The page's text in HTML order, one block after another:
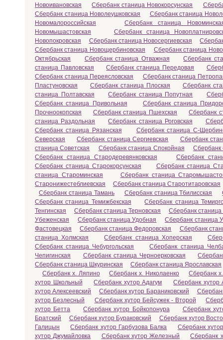
Новоивановская
Сбербанк станица Новокорсунская
Сбербанк станица Новолеушковская
Сбербанк станица
Новомалороссийская
Сбербанк станица
Новомышастовская
Сбербанк станица
Новопокровская
Сбербанк станица Новосергиевская
Сбербанк станица Новощербиновская
Сбербанк станица
Октябрьская
Сбербанк станица Отважная
Сбербанк
станица Павловская
Сбербанк станица Передовая
Сбербанк станица Переясловская
Сбербанк станица
Пластуновская
Сбербанк станица Плоская
Сбербанк
станица Полтавская
Сбербанк станица Попутная
Сбербанк станица Привольная
Сбербанк станица
Прочноокопская
Сбербанк станица Пшехская
Сбербанк
станица Раздольная
Сбербанк станица Роговская
Сбербанк станица Рязанская
Сбербанк станица С-
Северская
Сбербанк станица Сергиевская
Сбербанк
станица Советская
Сбербанк станица Спокойная
Сбербанк
Сбербанк станица Стародеревянковская
Сбербанк
Сбербанк станица Старокорсунская
Сбербанк станица
станица Староминская
Сбербанк станица
Старонижестеблиевская
Сбербанк станица Старотитаровская
Сбербанк станица Тамань
Сбербанк станица Тбилисская
Сбербанк станица Темижбекская
Сбербанк станица
Тенгинская
Сбербанк станица Терновская
Сбербанк станица
Убеженская
Сбербанк станица Удобная
Сбербанк станица
Фастовецкая
Сбербанк станица Федоровская
Сбербанк
станица Холмская
Сбербанк станица Хоперская
Сбербанк станица Чебургольская
Сбербанк станица
Чепигинская
Сбербанк станица Черноерковская
Сбербанк станица Шкуринская
Сбербанк станица Ярославская
Сбербанк х. Ляпино
Сбербанк х. Николаенко
Сбербанк
хутор Школьный
Сбербанк хутор Адагум
Сбербанк хутор
хутор Алексеевский
Сбербанк хутор Бараниковский
хутор Безлесный
Сбербанк хутор Бейсужек - Второй
хутор Бетта
Сбербанк хутор Бойкопонура
Сбербанк
Братский
Сбербанк хутор Бураковский
Сбербанк хутор
Галицын
Сбербанк хутор Гарбузова Балка
Сбербанк
хутор Джумайловка
Сбербанк хутор Железный
Сбербанк